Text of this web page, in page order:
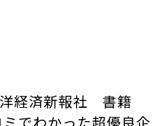
経済新報社 書籍